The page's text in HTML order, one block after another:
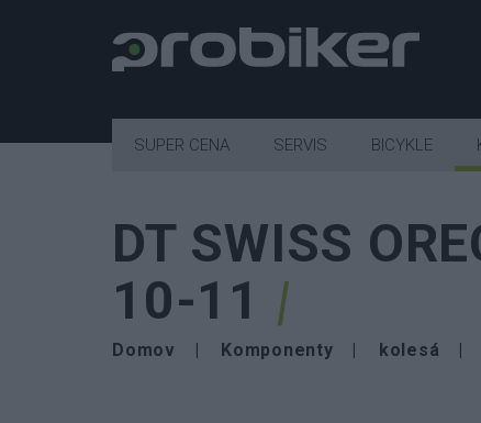
DT SWISS
10-11
Domov Komponenty kolesá
SUPER CENA SERVIS BICYKLE